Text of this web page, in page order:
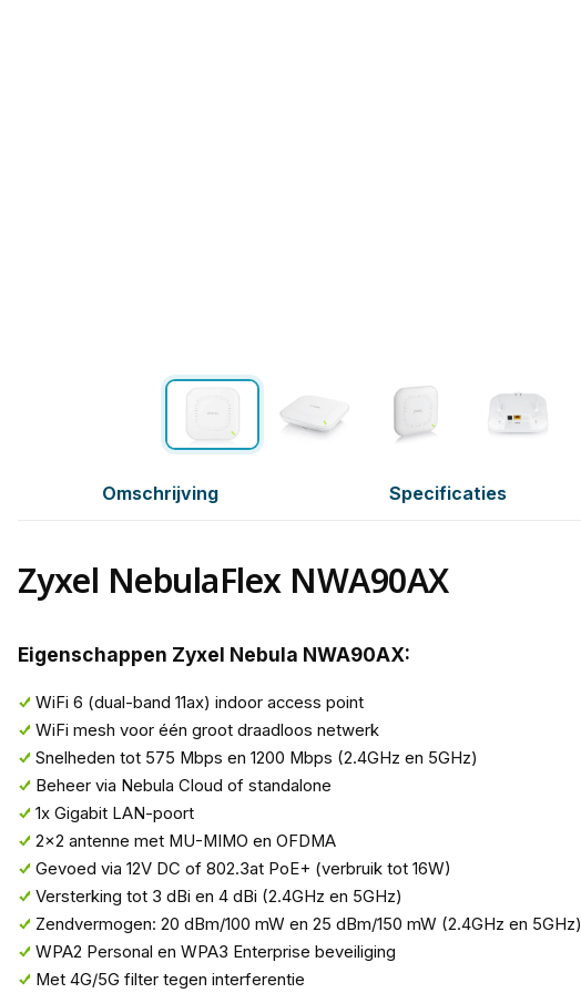
Omschrijving Specificaties
Zyxel NebulaFlex NWA90AX
Eigenschappen Zyxel Nebula NWA90AX:
WiFi 6 (dual-band 11ax) indoor access point
WiFi mesh voor één groot draadloos netwerk
Snelheden tot 575 Mbps en 1200 Mbps (2.4GHz en 5GHz)
Beheer via Nebula Cloud of standalone
1x Gigabit LAN-poort
2x2 antenne met MU-MIMO en OFDMA
Gevoed via 12V DC of 802.3at PoE+ (verbruik tot 16W)
Versterking tot 3 dBi en 4 dBi (2.4GHz en 5GHz)
Zendvermogen: 20 dBm/100 mW en 25 dBm/150 mW (2.4GHz en 5GHz)
WPA2 Personal en WPA3 Enterprise beveiliging
Met 4G/5G filter tegen interferentie